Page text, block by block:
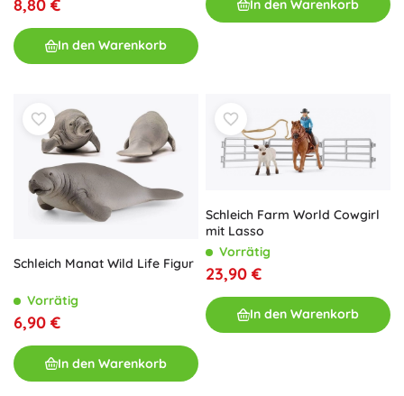
8,80 €
In den Warenkorb
In den Warenkorb
Schleich Manat Wild Life Figur
Vorrätig
6,90 €
In den Warenkorb
Schleich Farm World Cowgirl
mit Lasso
Vorrätig
23,90 €
In den Warenkorb